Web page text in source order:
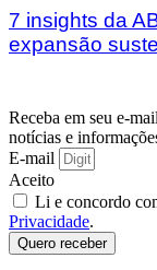
7 insights da
expansão
Receba em seu e-
notícias e
E-mail
Aceito
Li e concordo
Privacidade.
Quero receber